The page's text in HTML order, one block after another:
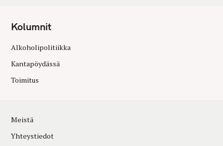
Kolumnit
Alkoholipolitiikka
Kantapöydässä
Toimitus
Meistä
Yhteystiedot